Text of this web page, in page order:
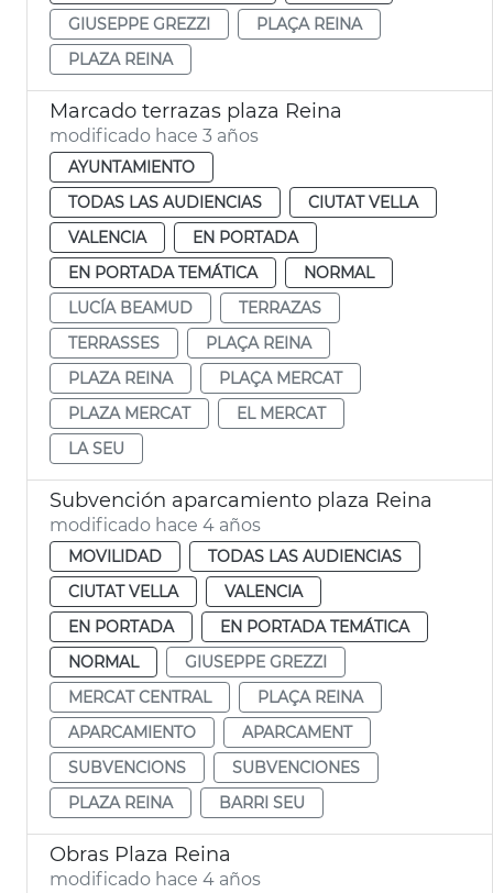
GIUSEPPE GREZZI
PLAÇA REINA
PLAZA REINA
Marcado terrazas plaza Reina
modificado hace 3 años
AYUNTAMIENTO
TODAS LAS AUDIENCIAS
CIUTAT VELLA
VALENCIA
EN PORTADA
EN PORTADA TEMÁTICA
NORMAL
LUCÍA BEAMUD
TERRAZAS
TERRASSES
PLAÇA REINA
PLAZA REINA
PLAÇA MERCAT
PLAZA MERCAT
EL MERCAT
LA SEU
Subvención aparcamiento plaza Reina
modificado hace 4 años
MOVILIDAD
TODAS LAS AUDIENCIAS
CIUTAT VELLA
VALENCIA
EN PORTADA
EN PORTADA TEMÁTICA
NORMAL
GIUSEPPE GREZZI
MERCAT CENTRAL
PLAÇA REINA
APARCAMIENTO
APARCAMENT
SUBVENCIONS
SUBVENCIONES
PLAZA REINA
BARRI SEU
Obras Plaza Reina
modificado hace 4 años